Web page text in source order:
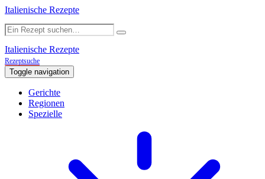
Italienische Rezepte
Italienische Rezepte
Rezeptsuche
Toggle navigation
Gerichte
Regionen
Spezielle